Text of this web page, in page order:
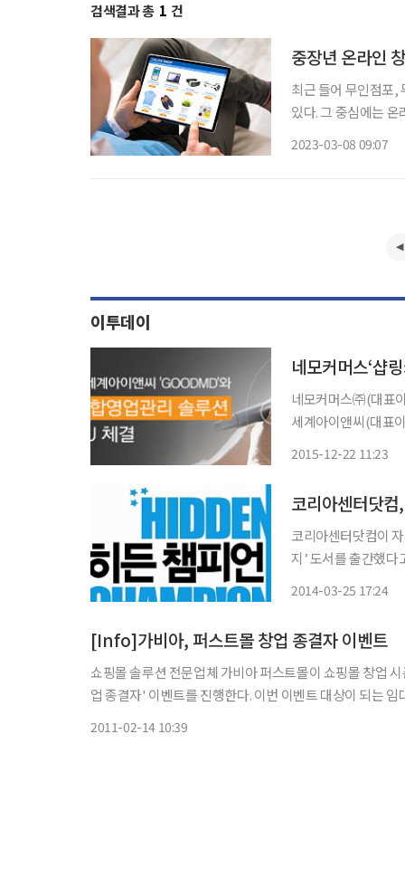
검색결과 총 1 건
중장년 온라인
최근 들어 무인점포,
있다. 그 중심에는
2023-03-08 09:07
이투데이
네모커머스‘샵
네모커머스㈜(대표
세계아이앤씨(대표
2015-12-22 11:23
코리아센터닷컴
코리아센터닷컴이
지’ 도서를 출간했다고 25일 밝혔다. ‘히든챔피언,
2014-03-25 17:24
[Info]가비아, 퍼스트몰 창업 종결자 이벤트
쇼핑몰 솔루션 전문업체 가비아 퍼스트몰이 쇼핑몰 창업
업 종결자' 이벤트를 진행한다. 이번 이벤트 대상이 되는 임대형 쇼핑몰 솔루션은 프리미엄몰과 소셜프리미엄몰로 구성된다. 프리
2011-02-14 10:39